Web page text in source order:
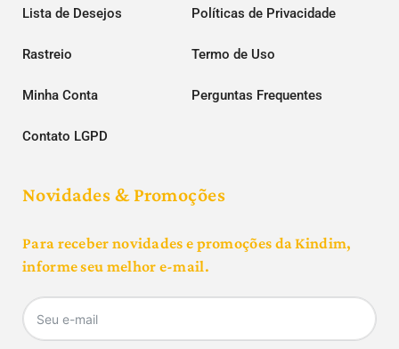
Lista de Desejos Políticas de Privacidade
Rastreio Termo de Uso
Minha Conta Perguntas Frequentes
Contato LGPD
Novidades & Promoções
Para receber novidades e promoções da Kindim,
informe seu melhor e-mail.